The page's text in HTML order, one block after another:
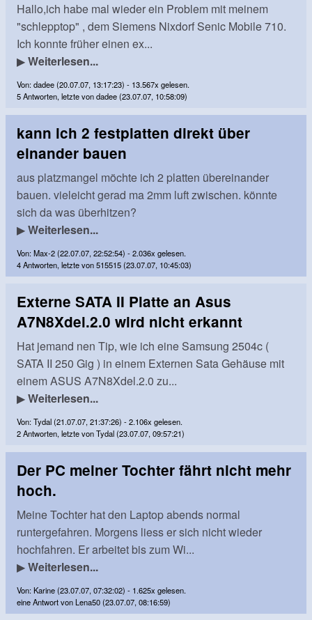
Hallo,ich habe mal wieder ein Problem mit meinem
"schlepptop" , dem Siemens Nixdorf Senic Mobile 710.
Ich konnte früher einen ex...
▶Weiterlesen...
Von: dadee (20.07.07, 13:17:23) - 13.567x gelesen.
5 Antworten, letzte von dadee (23.07.07, 10:58:09)
kann ich 2 festplatten direkt über
einander bauen
aus platzmangel möchte ich 2 platten übereinander
bauen. vieleicht gerad ma 2mm luft zwischen. könnte
sich da was überhitzen?
▶Weiterlesen...
Von: Max-2 (22.07.07, 22:52:54) - 2.036x gelesen.
4 Antworten, letzte von 515515 (23.07.07, 10:45:03)
Externe SATA II Platte an Asus
A7N8Xdel.2.0 wird nicht erkannt
Hat jemand nen Tip, wie ich eine Samsung 2504c (
SATA II 250 Gig ) in einem Externen Sata Gehäuse mit
einem ASUS A7N8Xdel.2.0 zu...
▶Weiterlesen...
Von: Tydal (21.07.07, 21:37:26) - 2.106x gelesen.
2 Antworten, letzte von Tydal (23.07.07, 09:57:21)
Der PC meiner Tochter fährt nicht mehr
hoch.
Meine Tochter hat den Laptop abends normal
runtergefahren. Morgens liess er sich nicht wieder
hochfahren. Er arbeitet bis zum Wi...
▶Weiterlesen...
Von: Karine (23.07.07, 07:32:02) - 1.625x gelesen.
eine Antwort von Lena50 (23.07.07, 08:16:59)